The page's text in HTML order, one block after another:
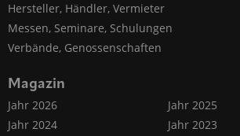
Hersteller, Händler, Vermieter
Messen, Seminare, Schulungen
Verbände, Genossenschaften
Magazin
Jahr 2026
Jahr 2025
Jahr 2024
Jahr 2023